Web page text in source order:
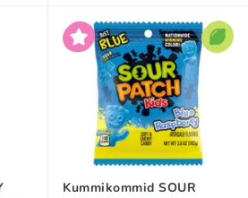
Kummikommid SOUR